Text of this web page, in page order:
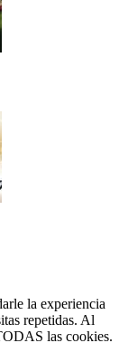
la experiencia
repetidas. Al
las cookies.